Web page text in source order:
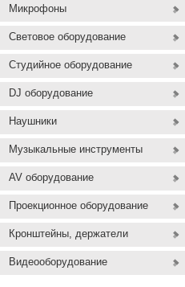
Микрофоны
Световое оборудование
Студийное оборудование
DJ оборудование
Наушники
Музыкальные инструменты
AV оборудование
Проекционное оборудование
Кронштейны, держатели
Видеооборудование